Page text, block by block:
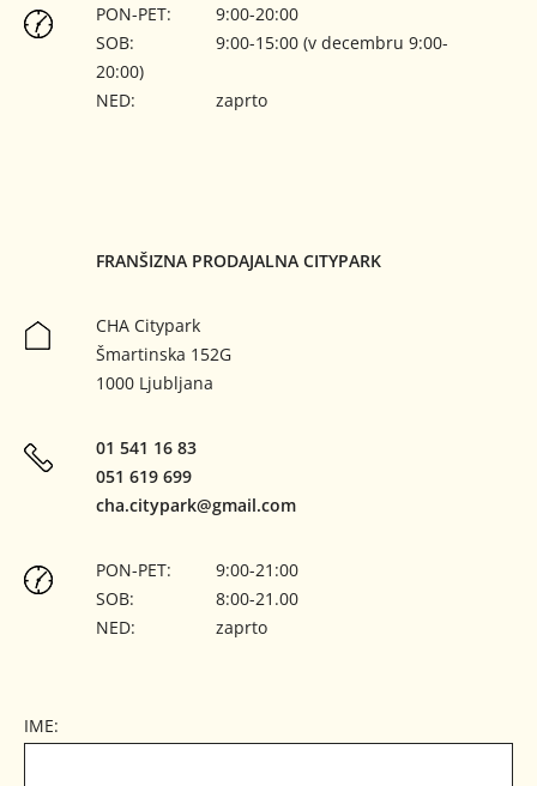
PON-PET:
9:00-20:00
SOB:
9:00-15:00 (v decembru 9:00-
20:00)
NED:
zaprto
FRANŠIZNA PRODAJALNA CITYPARK
CHA Citypark
Šmartinska 152G
1000 Ljubljana
01 541 16 83
051 619 699
cha.citypark
gmail.com
PON-PET:
9:00-21:00
SOB:
8:00-21.00
NED:
zaprto
IME: